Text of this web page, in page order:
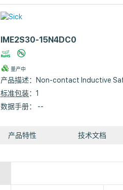
IME2S30-15N4DC0
量产中
产品描述：
Non-contact Inductive
标准包装：1
数据手册： --
产品特性 技术文档